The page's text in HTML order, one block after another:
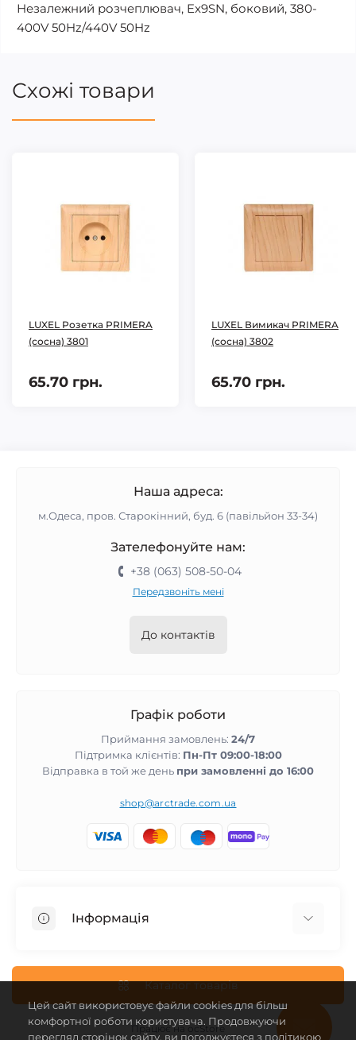
Незалежний розчеплювач, Ex9SN, боковий, 380-
400V 50Hz/440V 50Hz
Схожі товари
LUXEL Розетка PRIMERA
(сосна) 3801
65.70 грн.
LUXEL Вимикач PRIMERA
(сосна) 3802
65.70 грн.
Наша адреса:
м.Одеса, пров. Старокінний, буд. 6 (павільйон 33-34)
Зателефонуйте нам:
+38 (063) 508-50-04
Передзвоніть мені
До контактів
Графік роботи
Приймання замовлень: 24/7
Підтримка клієнтів: Пн-Пт 09:00-18:00
Відправка в той же день при замовленні до 16:00
shop@arctrade.com.ua
Інформація
Співпраця з нами
Про магазин
Доставка і оплата
Каталог товарів
Працює наocStore
Цей сайт використовує файли cookies для більш
комфортної роботи користувача. Продовжуючи
перегляд сторінок сайту, ви погоджуєтеся з політикою